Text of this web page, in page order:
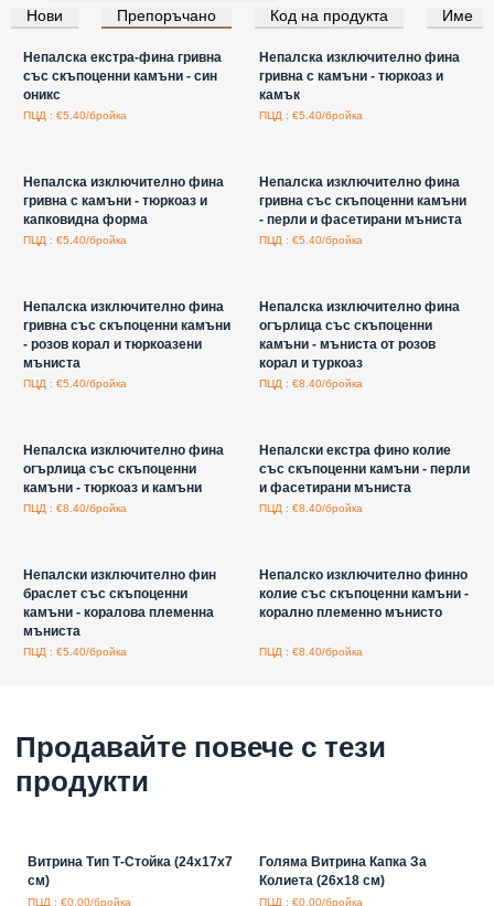
Нови Препоръчано Код на продукта Име
Влезте за цени на едро
Непалска екстра-фина гривна
със скъпоценни камъни - син
оникс
ПЦД : €5.40/бройка
Влезте за цени на едро
Непалска изключително фина
гривна с камъни - тюркоаз и
камък
ПЦД : €5.40/бройка
Непалска изключително фина
гривна с камъни - тюркоаз и
капковидна форма
ПЦД : €5.40/бройка
Непалска изключително фина
гривна със скъпоценни камъни
- перли и фасетирани мъниста
ПЦД : €5.40/бройка
Непалска изключително фина
гривна със скъпоценни камъни
- розов корал и тюркоазени
мъниста
ПЦД : €5.40/бройка
Непалска изключително фина
огърлица със скъпоценни
камъни - мъниста от розов
корал и туркоаз
ПЦД : €8.40/бройка
Непалска изключително фина
огърлица със скъпоценни
камъни - тюркоаз и камъни
ПЦД : €8.40/бройка
Непалски екстра фино колие
със скъпоценни камъни - перли
и фасетирани мъниста
ПЦД : €8.40/бройка
Непалски изключително фин
браслет със скъпоценни
камъни - коралова племенна
мъниста
ПЦД : €5.40/бройка
Непалско изключително финно
колие със скъпоценни камъни -
корално племенно мънисто
ПЦД : €8.40/бройка
Продавайте повече с тези
продукти
Витрина Тип Т-Стойка (24x17x7
см)
ПЦД : €0.00/бройка
Голяма Витрина Капка За
Колиета (26x18 см)
ПЦД : €0.00/бройка